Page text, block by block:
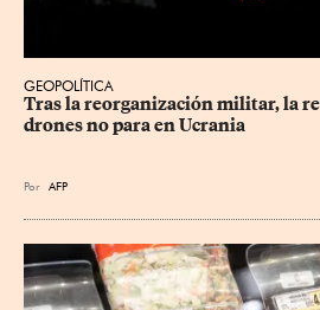
GEOPOLÍTICA
Tras la reorganización militar, la
drones no para en Ucrania
Por AFP